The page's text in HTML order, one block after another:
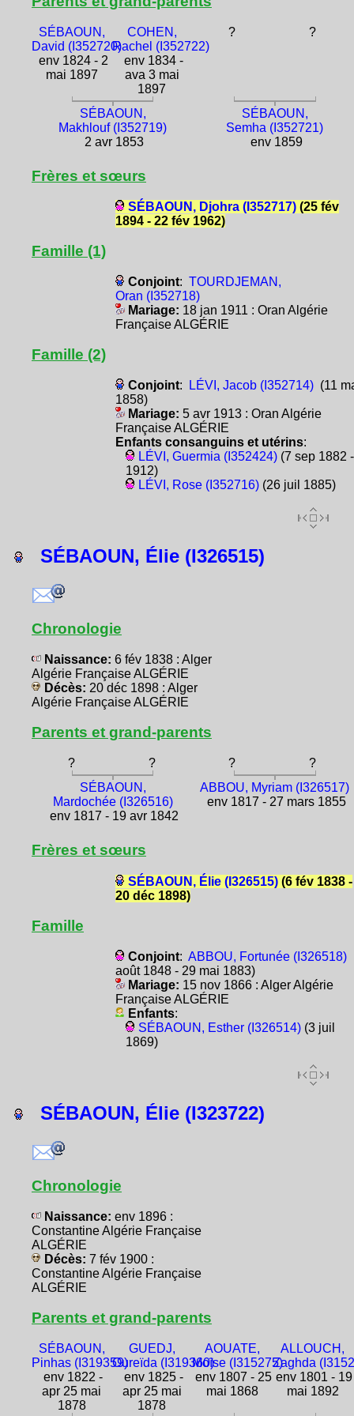
SÉBAOUN,
David (I352720)
env 1824 - 2
mai 1897
COHEN,
Rachel (I352722)
env 1834 -
ava 3 mai
1897
? ?
SÉBAOUN,
Makhlouf (I352719)
2 avr 1853
SÉBAOUN,
Semha (I352721)
env 1859
Frères et sœurs
SÉBAOUN, Djohra (I352717)(25 fév
1894 - 22 fév 1962)
Famille (1)
Conjoint: TOURDJEMAN,
Oran (I352718)
Mariage: 18 jan 1911 : Oran Algérie
Française ALGÉRIE
Famille (2)
Conjoint: LÉVI, Jacob (I352714)(11
1858)
Mariage: 5 avr 1913 : Oran Algérie
Française ALGÉRIE
Enfants consanguins et utérins:
LÉVI, Guermia (I352424)(7 sep 1882 -
1912)
LÉVI, Rose (I352716)(26 juil 1885)
SÉBAOUN, Élie (I326515)
Chronologie
Naissance: 6 fév 1838 : Alger
Algérie Française ALGÉRIE
Décès: 20 déc 1898 : Alger
Algérie Française ALGÉRIE
Parents et grand-parents
? ? ?
?
SÉBAOUN,
Mardochée (I326516)
env 1817 - 19 avr 1842
ABBOU, Myriam (I326517)
env 1817 - 27 mars 1855
Frères et sœurs
SÉBAOUN, Élie (I326515)(6 fév 1838 -
20 déc 1898)
Famille
Conjoint: ABBOU, Fortunée (I326518)
août 1848 - 29 mai 1883)
Mariage: 15 nov 1866 : Alger Algérie
Française ALGÉRIE
Enfants:
SÉBAOUN, Esther (I326514)(3 juil
1869)
SÉBAOUN, Élie (I323722)
Chronologie
Naissance: env 1896 :
Constantine Algérie Française
ALGÉRIE
Décès: 7 fév 1900 :
Constantine Algérie Française
ALGÉRIE
Parents et grand-parents
SÉBAOUN,
Pinhas (I319359)
env 1822 -
apr 25 mai
1878
GUEDJ,
Oureïda (I319360)
env 1825 -
apr 25 mai
1878
AOUATE,
Moïse (I315275)
env 1807 - 25
mai 1868
ALLOUCH,
Zaghda
env 1801 - 19
mai 1892